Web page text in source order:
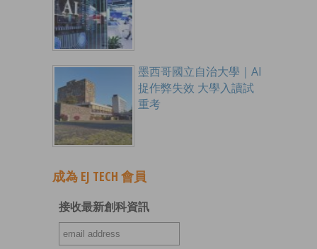
墨西哥國立自治大學｜AI
捉作弊失效 大學入讀試
重考
成為 EJ TECH 會員
接收最新創科資訊